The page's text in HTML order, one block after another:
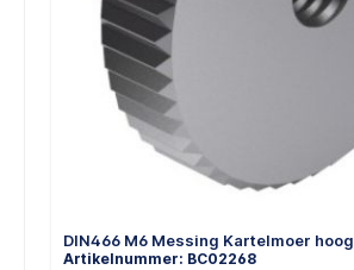
DIN466 M6 Messing Kartelmoer hoog
Artikelnummer: BC02268